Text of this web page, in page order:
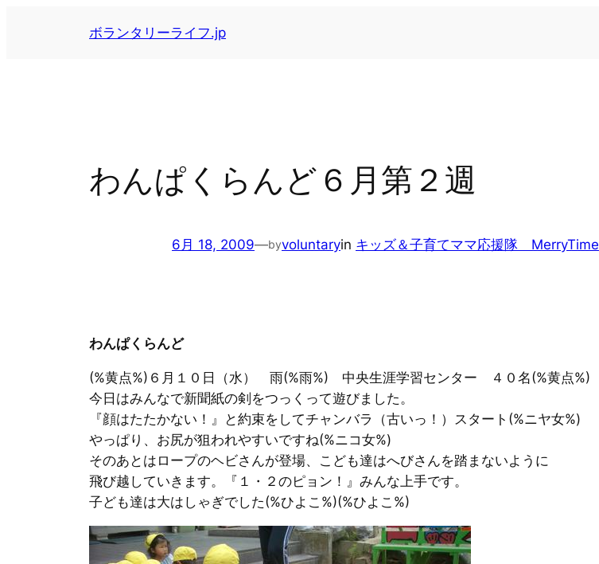
ボランタリーライフ.jp
わんぱくらんど６月第２週
6月 18, 2009—byvoluntaryin キッズ＆子育てママ応援隊 MerryTime
わんぱくらんど
(%黄点%)６月１０日（水） 雨(%雨%) 中央生涯学習センター ４０名(%黄点%)
今日はみんなで新聞紙の剣をつっくって遊びました。
『顔はたたかない！』と約束をしてチャンバラ（古いっ！）スタート(%ニヤ女%)
やっぱり、お尻が狙われやすいですね(%ニコ女%)
そのあとはロープのヘビさんが登場、こども達はへびさんを踏まないように
飛び越していきます。『１・２のピョン！』みんな上手です。
子ども達は大はしゃぎでした(%ひよこ%)(%ひよこ%)